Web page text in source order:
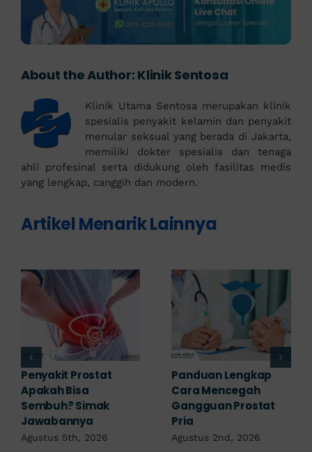
About the Author: Klinik Sentosa
Klinik Utama Sentosa merupakan klinik
spesialis penyakit kelamin dan penyakit
menular seksual yang berada di Jakarta,
memiliki dokter spesialis dan tenaga
ahli profesinal serta didukung oleh fasilitas medis
yang lengkap, canggih dan modern.
Artikel Menarik Lainnya
7 Komplikasi Prostat
yang Perlu
Diwaspadai Sejak Dini
Agustus 1st, 2026
Prostat pada Wanita:
Apakah Ada? Ini
Penjelasannya
Juli 25th, 2026